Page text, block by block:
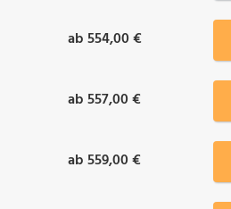
ab 554,00 €
ab 557,00 €
ab 559,00 €